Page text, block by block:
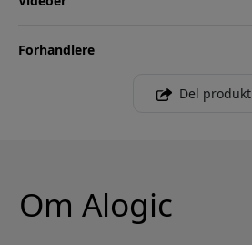
Forhandlere
Del produkt
Om Alogic